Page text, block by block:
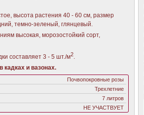
высота растения 40 - 60 см, размер
темно-зеленый, глянцевый.
высокая, морозостойкий сорт,
составляет 3 - 5 шт./м2.
кадках и вазонах.
Почвопокровные розы
Трехлетние
7 литров
НЕ УЧАСТВУЕТ